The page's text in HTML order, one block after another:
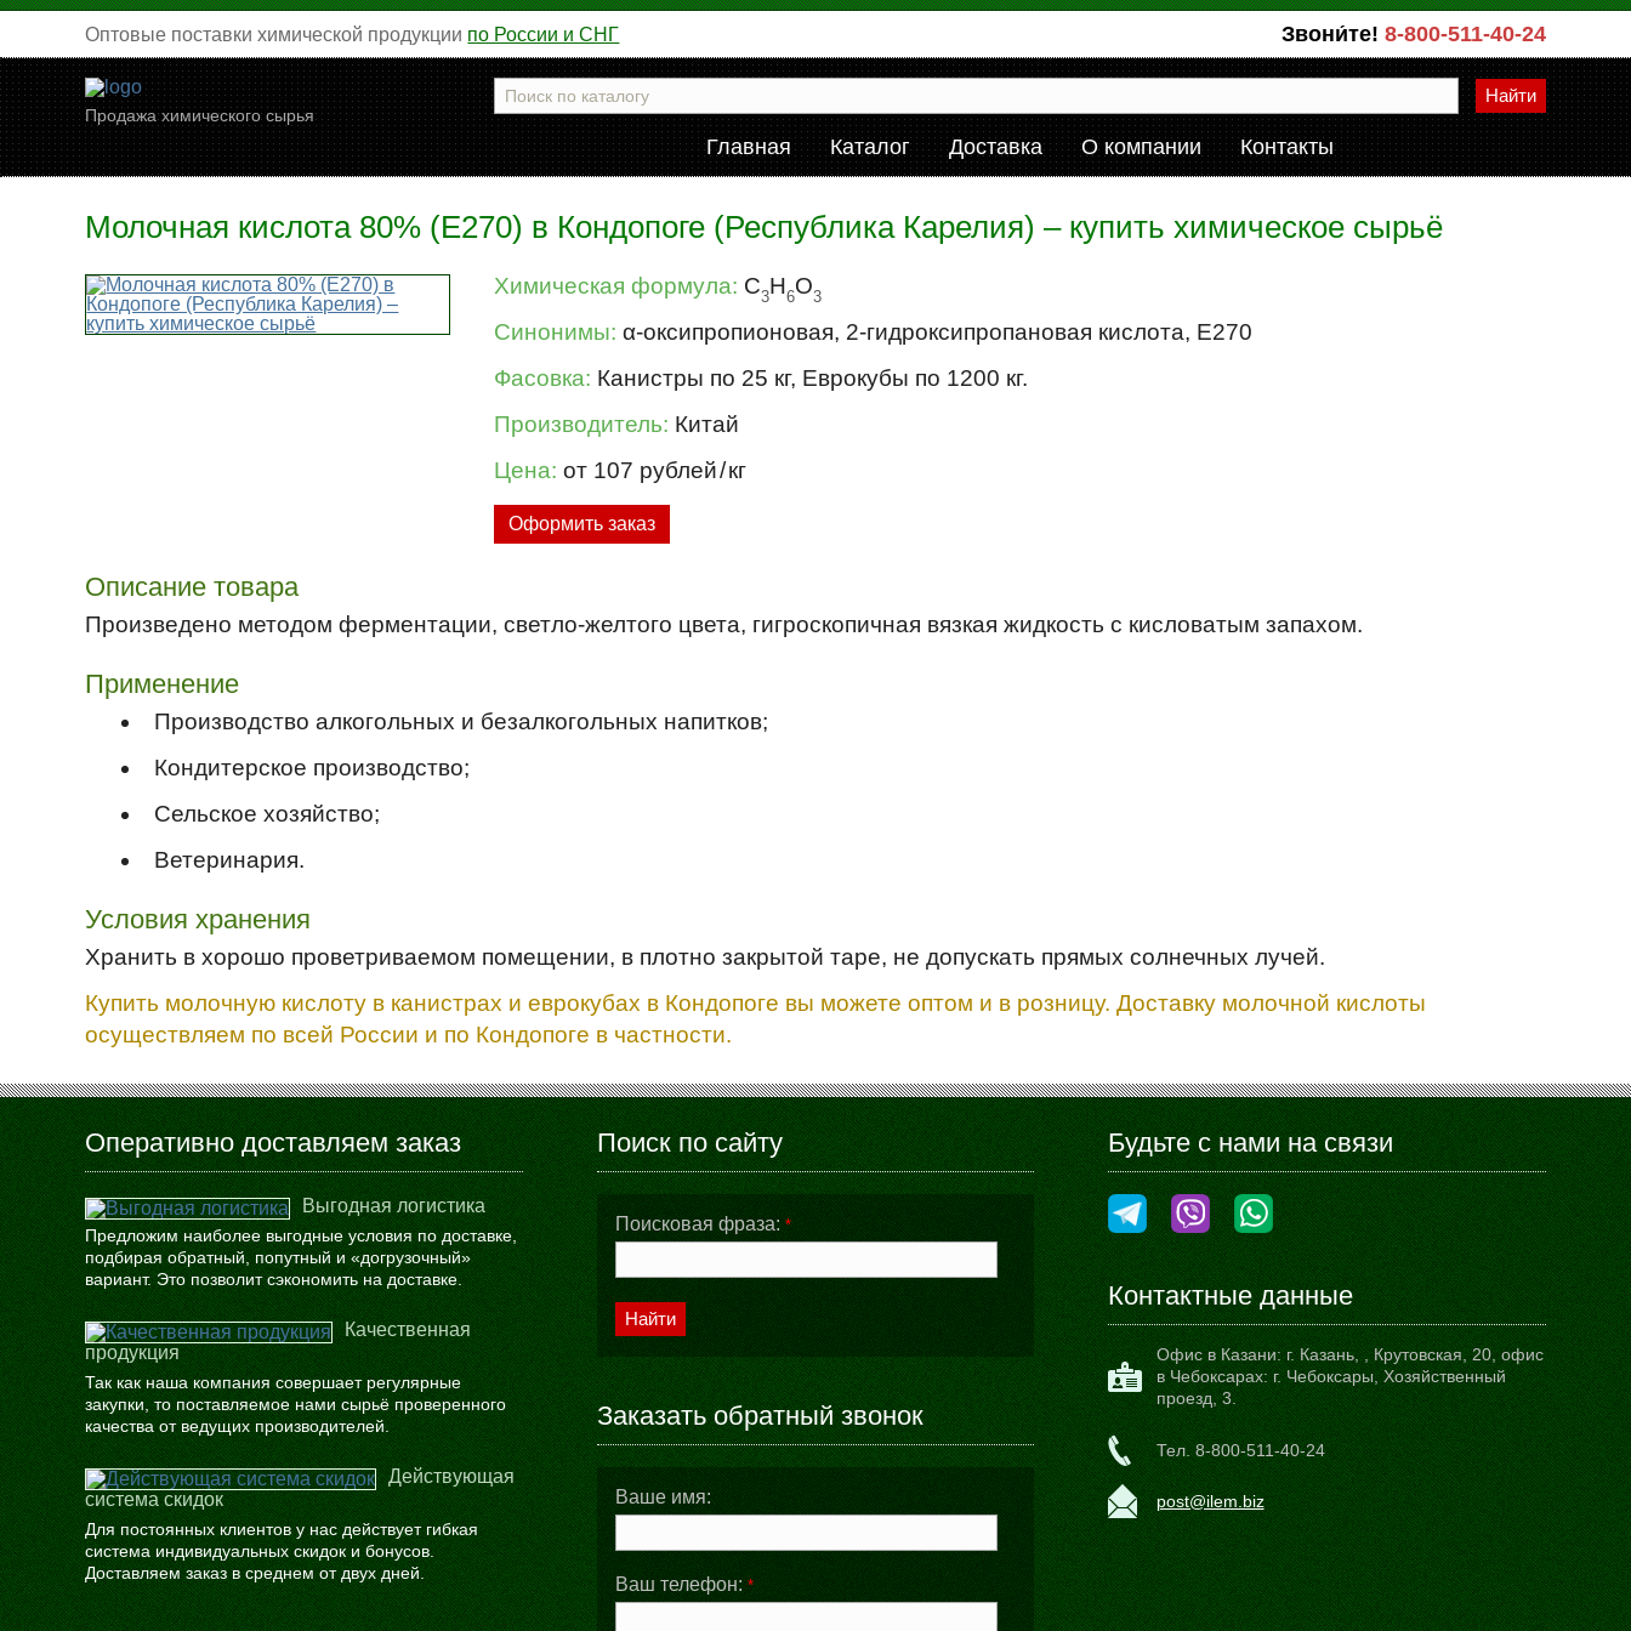
Оптовые поставки химической продукции по России и СНГ Звони́те! 8-800-511-40-24
Продажа химического сырья
Найти
Главная Каталог Доставка О компании Контакты
Молочная кислота 80% (Е270) в Кондопоге (Республика Карелия) – купить химическое сырьё
Химическая формула: C3H6O3
Синонимы: α-оксипропионовая, 2-гидроксипропановая кислота, Е270
Фасовка: Канистры по 25 кг, Еврокубы по 1200 кг.
Производитель: Китай
Цена: от 107 рублей/кг
Оформить заказ
Описание товара
Произведено методом ферментации, светло-желтого цвета, гигроскопичная вязкая жидкость с кисловатым запахом.
Применение
Производство алкогольных и безалкогольных напитков;
Кондитерское производство;
Сельское хозяйство;
Ветеринария.
Условия хранения
Хранить в хорошо проветриваемом помещении, в плотно закрытой таре, не допускать прямых солнечных лучей.
Купить молочную кислоту в канистрах и еврокубах в Кондопоге вы можете оптом и в розницу. Доставку молочной кислоты
осуществляем по всей России и по Кондопоге в частности.
Оперативно доставляем заказ
Выгодная логистика
Предложим наиболее выгодные условия по доставке,
подбирая обратный, попутный и «догрузочный»
вариант. Это позволит сэкономить на доставке.
Качественная
продукция
Так как наша компания совершает регулярные
закупки, то поставляемое нами сырьё проверенного
качества от ведущих производителей.
Действующая
система скидок
Для постоянных клиентов у нас действует гибкая
система индивидуальных скидок и бонусов.
Доставляем заказ в среднем от двух дней.
Поиск по сайту
Поисковая фраза: *
Найти
Заказать обратный звонок
Ваше имя:
Ваш телефон: *
Будьте с нами на связи
Контактные данные
Офис в Казани: г. Казань,,Крутовская, 20, офис
в Чебоксарах: г. Чебоксары, Хозяйственный
проезд, 3.
Тел.8-800-511-40-24
post@ilem.biz